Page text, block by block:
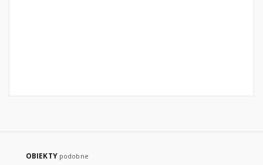
OBIEKTY podobne